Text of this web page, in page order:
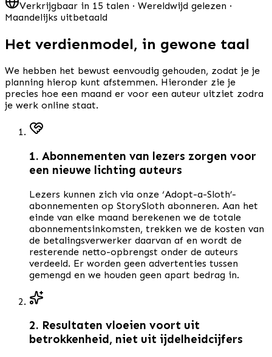
Verkrijgbaar in 15 talen · Wereldwijd gelezen ·
Maandelijks uitbetaald
Het verdienmodel, in gewone taal
We hebben het bewust eenvoudig gehouden, zodat je je
planning hierop kunt afstemmen. Hieronder zie je
precies hoe een maand er voor een auteur uitziet zodra
je werk online staat.
1. Abonnementen van lezers zorgen voor
een nieuwe lichting auteurs
Lezers kunnen zich via onze ‘Adopt-a-Sloth’-
abonnementen op StorySloth abonneren. Aan het
einde van elke maand berekenen we de totale
abonnementsinkomsten, trekken we de kosten van
de betalingsverwerker daarvan af en wordt de
resterende netto-opbrengst onder de auteurs
verdeeld. Er worden geen advertenties tussen
gemengd en we houden geen apart bedrag in.
2. Resultaten vloeien voort uit
betrokkenheid, niet uit ijdelheidcijfers